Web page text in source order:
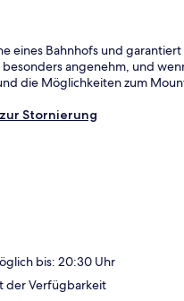
eines Bahnhofs und
angenehm, und
die Möglichkeiten zum
Stornierung
bis: 20:30 Uhr
der Verfügbarkeit